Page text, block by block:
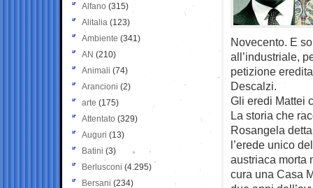
Novecento. E
all’industriale,
petizione
Descalzi.
Gli eredi Mattei
La storia che
Rosangela
l’erede unico
austriaca morta
cura una Casa
Alfano (315)
Alitalia (123)
Ambiente (341)
AN (210)
Animali (74)
Arancioni (2)
arte (175)
Attentato (329)
Auguri (13)
Batini (3)
Berlusconi (4.295)
Bersani (234)